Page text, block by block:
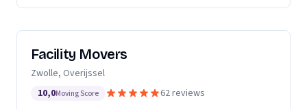
Facility Movers
Zwolle, Overijssel
10,0Moving Score 62 reviews